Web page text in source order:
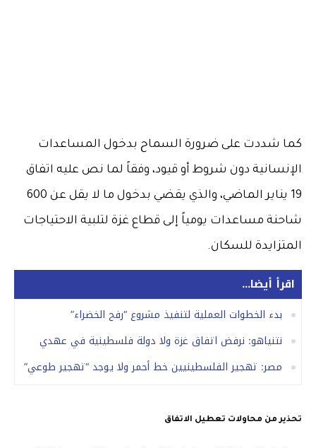
كما شددت على ضرورة السماح بدخول المساعدات
الإنسانية دون شروط أو قيود، وفقاً لما نص عليه اتفاق
19 يناير الماضي، والذي يقضي بدخول ما لا يقل عن 600
شاحنة مساعدات يومياً إلى قطاع غزة لتلبية الاحتياجات
المتزايدة للسكان.
اقرأ أيضا...
بدء الخطوات العملية لتنفيذ مشروع “رفح الخضراء”
نتنياهو: نرفض اتفاق غزة ولا دولة فلسطينية في عهدي
مصر: تهجير الفلسطينيين خط أحمر ولا يوجد “تهجير طوعي”
تحذير من محاولات تعطيل الاتفاق